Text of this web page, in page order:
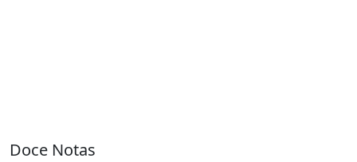
Doce Notas